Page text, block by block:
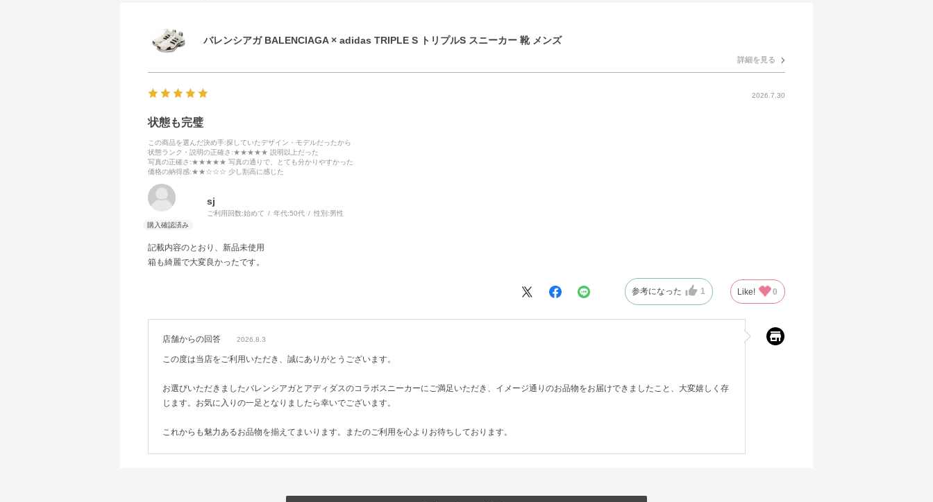
バレンシアガ BALENCIAGA × adidas TRIPLE S トリプルS スニーカー 靴 メンズ
詳細を見る
2026.7.30
状態も完璧
この商品を選んだ決め手:探していたデザイン・モデルだったから
状態ランク・説明の正確さ :★★★★★ 説明以上だった
写真の正確さ :★★★★★ 写真の通りで、とても分かりやすかった
価格の納得感:★★☆☆☆ 少し割高に感じた
sj
ご利用回数:始めて 年代:50代 性別:男性
記載内容のとおり、新品未使用
箱も綺麗で大変良かったです。
参考になった 1 Like! 0
店舗からの回答 2026.8.3
この度は当店をご利用いただき、誠にありがとうございます。
お選びいただきましたバレンシアガとアディダスのコラボスニーカーにご満足いただき、イメージ通りのお品物をお届けできましたこと、大変嬉しく存
じます。お気に入りの一足となりましたら幸いでございます。
これからも魅力あるお品物を揃えてまいります。またのご利用を心よりお待ちしております。